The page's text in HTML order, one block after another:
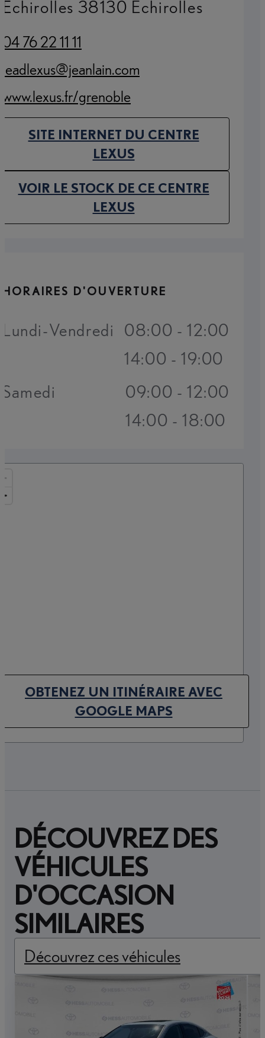
Échirolles 38130 Echirolles
04 76 22 11 11
(Opens in new tab)
leadlexus@jeanlain.com
(Opens in new tab)
www.lexus.fr/grenoble
(Opens in new tab)
SITE INTERNET DU CENTRE
LEXUS(OPENS IN NEW TAB)
VOIR LE STOCK DE CE CENTRE
LEXUS(OPENS IN NEW TAB)
OBTENEZ UN ITINÉRAIRE AVEC
GOOGLE MAPS(OPENS IN NEW TAB)
HORAIRES D'OUVERTURE
Lundi-Vendredi 08:00 - 12:00
14:00 - 19:00
Samedi
09:00 - 12:00
14:00 - 18:00
DÉCOUVREZ DES
VÉHICULES
D'OCCASION
SIMILAIRES
Découvrez ces véhicules